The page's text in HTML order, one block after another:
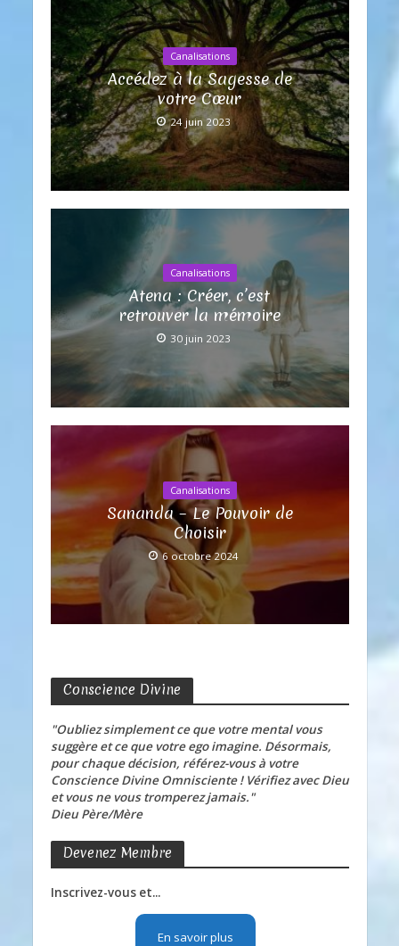
Canalisations
Accédez à la Sagesse de
votre Cœur
24 juin 2023
Canalisations
Atena : Créer, c’est
retrouver la mémoire
30 juin 2023
Canalisations
Sananda – Le Pouvoir de
Choisir
6 octobre 2024
Conscience Divine
"Oubliez simplement ce que votre mental vous
suggère et ce que votre ego imagine. Désormais,
pour chaque décision, référez-vous à votre
Conscience Divine Omnisciente ! Vérifiez avec Dieu
et vous ne vous tromperez jamais."
Dieu Père/Mère
Devenez Membre
Inscrivez-vous et...
En savoir plus